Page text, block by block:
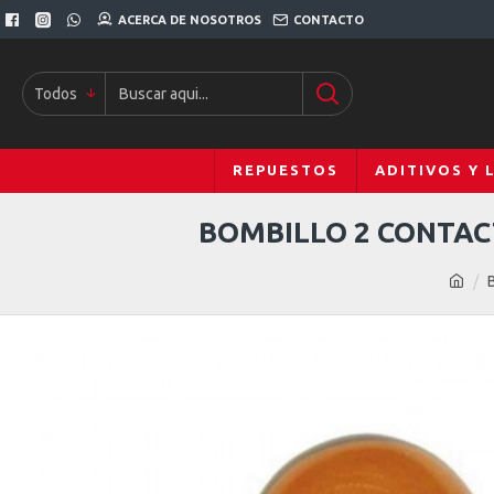
ACERCA DE NOSOTROS CONTACTO
Todos
REPUESTOS ADITIVOS Y
BOMBILLO 2